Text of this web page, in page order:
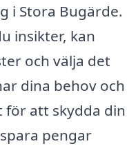
i Stora Bugärde.
insikter, kan
och välja det
dina behov och
för att skydda din
pengar